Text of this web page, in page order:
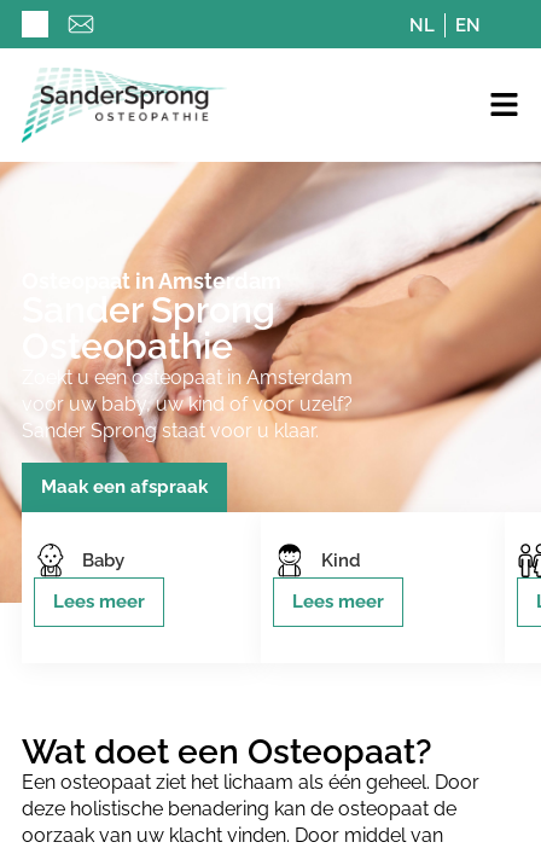
NL EN
Osteopaat in Amsterdam
Sander Sprong
Osteopathie
Zoekt u een osteopaat in Amsterdam
voor uw baby, uw kind of voor uzelf?
Sander Sprong staat voor u klaar.
Maak een afspraak
Baby
Lees meer
Kind
Lees meer
Wat doet een Osteopaat?
Een osteopaat ziet het lichaam als één geheel. Door
deze holistische benadering kan de osteopaat de
oorzaak van uw klacht vinden. Door middel van